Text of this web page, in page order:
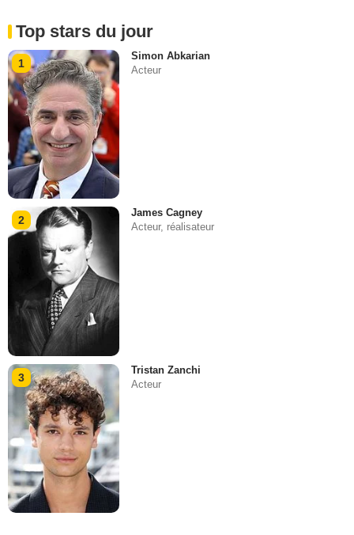
Top stars du jour
1
Simon Abkarian
Acteur
2
James Cagney
Acteur, réalisateur
3
Tristan Zanchi
Acteur